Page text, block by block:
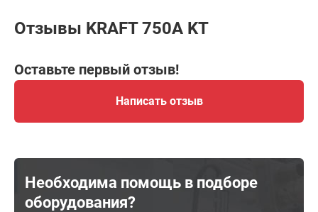
Отзывы KRAFT 750А KT
Оставьте первый отзыв!
Написать отзыв
Необходима помощь в подборе
оборудования?